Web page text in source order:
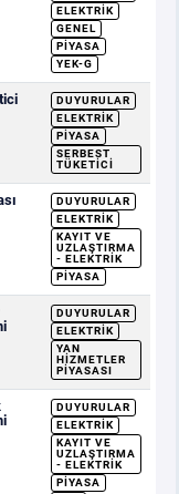
ELEKTRIK
GENEL
PIYASA
YEK-G
DUYURULAR
ELEKTRIK
PIYASA
SERBEST
TÜKETICI
DUYURULAR
ELEKTRIK
KAYIT VE
UZLAŞTIRMA
- ELEKTRIK
PIYASA
DUYURULAR
ELEKTRIK
YAN
HIZMETLER
PIYASASI
DUYURULAR
ELEKTRIK
KAYIT VE
UZLAŞTIRMA
- ELEKTRIK
PIYASA